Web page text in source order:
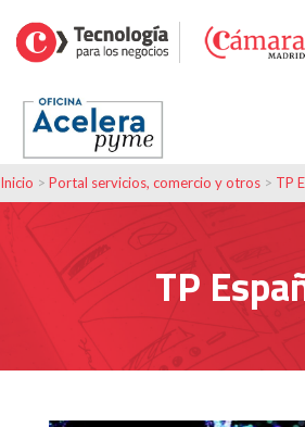
Inicio > Portal servicios, comercio y otros > TP
TP